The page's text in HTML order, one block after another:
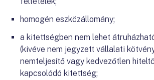
homogén eszközállomány;
a kitettségben nem lehet
(kivéve nem jegyzett vállalati
nemteljesítő vagy kedvezőtlen
kapcsolódó kitettség;